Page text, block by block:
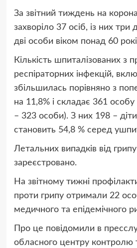
За звітний тиждень на
захворіло 37 осіб, із них
дві особи віком понад 60
Кількість шпиталізованих з
респіраторних інфекцій,
збільшилась порівняно з
на 11,8% і складає 361
– 323 особи). З них 198 –
становить 54,8 % серед
Летальних випадків від
зареєстровано.
На звітному тижні
проти грипу отримали 22
медичного та епідемічного
Про це повідомили в
обласного центру контролю